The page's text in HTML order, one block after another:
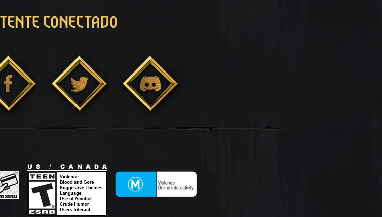
CONECTADO